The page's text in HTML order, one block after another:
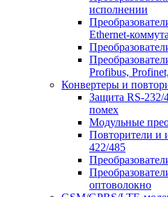
исполнении
Ethernet-
Profibus,
Конвертеры и
Защита RS-232/
помех
Модульные
Повторители и
422/485
оптоволокно